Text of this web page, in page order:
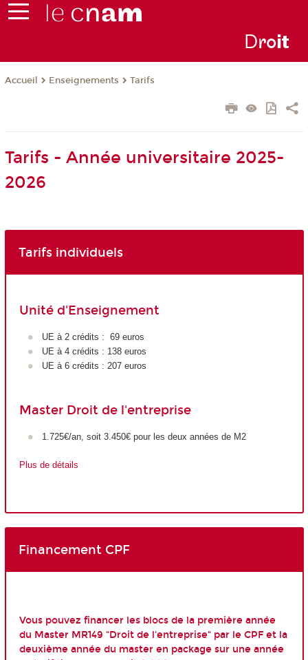
Droit
Accueil Enseignements Tarifs
Tarifs - Année universitaire 2025-
2026
Tarifs individuels
Unité d'Enseignement
UE à 2 crédits : 69 euros
UE à 4 crédits : 138 euros
UE à 6 crédits : 207 euros
Master Droit de l'entreprise
1.725€/an, soit 3.450€ pour les deux années de M2
Plus de détails
Financement CPF
Vous pouvez financer les blocs de la première année
du Master MR149 "Droit de l'entreprise" par le CPF et la
deuxième année du master en package sur une année